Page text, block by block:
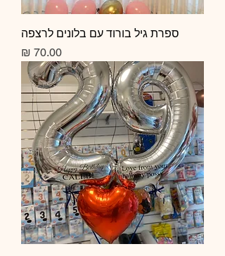
ספרת גיל בורוד עם בלונים לרצפה
מחיר